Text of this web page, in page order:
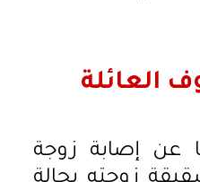
العائلة
عن إصابة زوجة